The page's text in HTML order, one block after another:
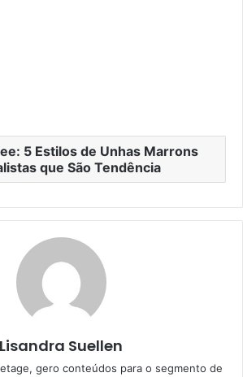
5 Estilos de Unhas Marrons
que São Tendência
Lisandra Suellen
gero conteúdos para o segmento de